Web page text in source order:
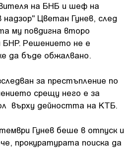
на БНБ и шеф на
надзор" Цветан Гунев, след
му повдигна второ
БНР. Решението не е
да бъде обжалвано.
за престъпление по
срещу него е за
върху дейността на КТБ.
Гунев беше в отпуск и
прокуратурата поиска да